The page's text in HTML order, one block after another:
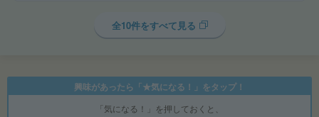
全10件をすべて見る
興味があったら「★気になる！」をタップ！
「気になる！」を押しておくと、